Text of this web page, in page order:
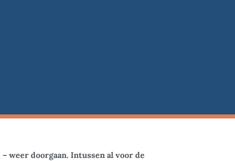
weer doorgaan. Intussen al voor de